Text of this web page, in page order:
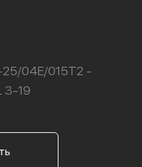
25/04Е/015Т2 -
3-19